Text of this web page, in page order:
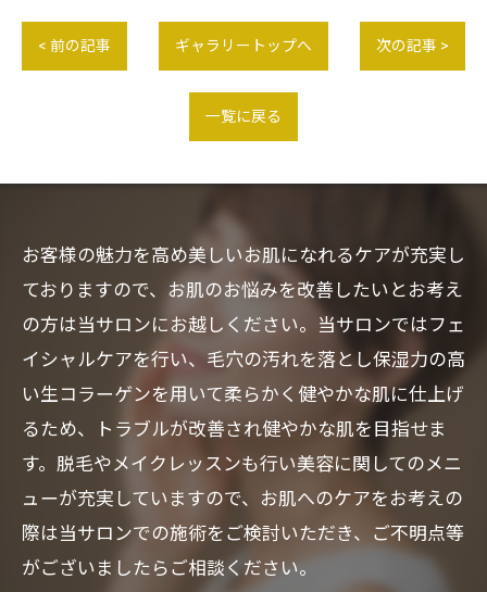
< 前の記事 ギャラリートップへ 次の記事 >
一覧に戻る
お客様の魅力を高め美しいお肌になれるケアが充実し
ておりますので、お肌のお悩みを改善したいとお考え
の方は当サロンにお越しください。当サロンではフェ
イシャルケアを行い、毛穴の汚れを落とし保湿力の高
い生コラーゲンを用いて柔らかく健やかな肌に仕上げ
るため、トラブルが改善され健やかな肌を目指せま
す。脱毛やメイクレッスンも行い美容に関してのメニ
ューが充実していますので、お肌へのケアをお考えの
際は当サロンでの施術をご検討いただき、ご不明点等
がございましたらご相談ください。